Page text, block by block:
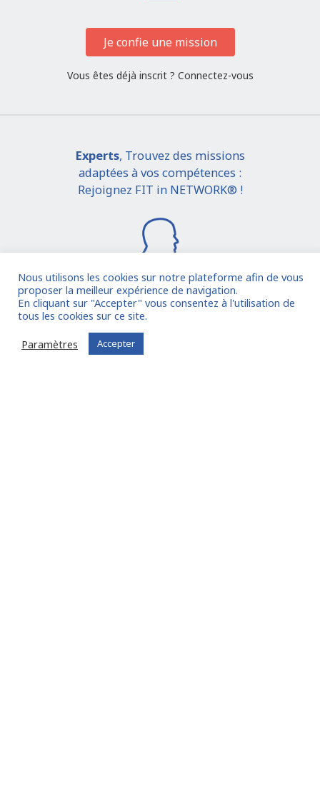
Je confie une mission
Vous êtes déjà inscrit ? Connectez-vous
Experts, Trouvez des missions
adaptées à vos compétences :
Rejoignez FIT in NETWORK® !
Je rejoins la communauté
Vous êtes déjà inscrit ?
Nous utilisons les cookies sur notre plateforme afin de vous
proposer la meilleur expérience de navigation.
En cliquant sur "Accepter" vous consentez à l'utilisation de
tous les cookies sur ce site.
Paramètres
Accepter